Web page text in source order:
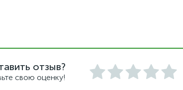
отзыв?
свою оценку!